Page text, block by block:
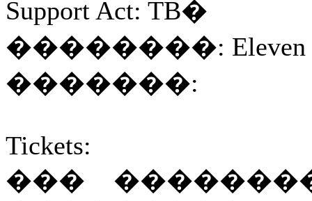
Support Act: TB�
��������: Eleven
�������:
Tickets:
���